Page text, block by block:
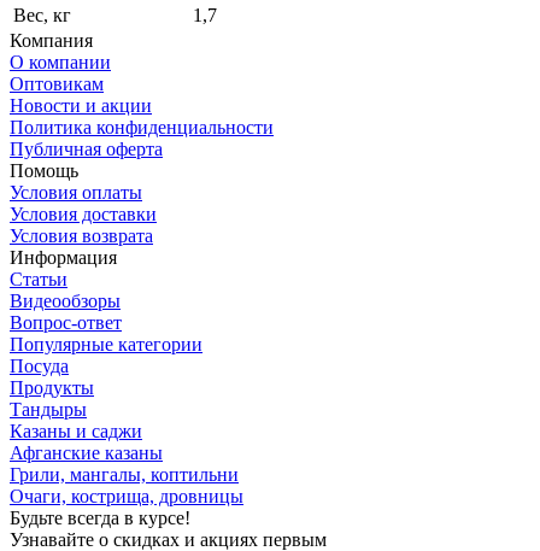
Вес, кг
1,7
Компания
О компании
Оптовикам
Новости и акции
Политика конфиденциальности
Публичная оферта
Помощь
Условия оплаты
Условия доставки
Условия возврата
Информация
Статьи
Видеообзоры
Вопрос-ответ
Популярные категории
Посуда
Продукты
Тандыры
Казаны и саджи
Афганские казаны
Грили, мангалы, коптильни
Очаги, кострища, дровницы
Будьте всегда в курсе!
Узнавайте о скидках и акциях первым